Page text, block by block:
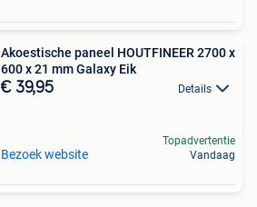
Akoestische paneel HOUTFINEER 2700 x
600 x 21 mm Galaxy Eik
€ 39,95 Details
Bezoek website
Topadvertentie
Vandaag